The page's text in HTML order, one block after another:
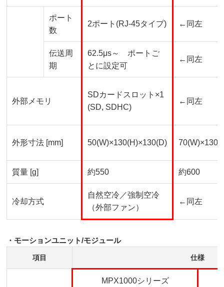
ポート
数
2ポート (RJ-45タイプ) ←同左
伝送周
期
62.5μs～ ポートご
とに設定可
←同左
外部メモリ
SDカードスロット ×1
(SD, SDHC)
←同左
外形寸法 [mm] 50(W)×130(H)×130(D)
質量 [g] 約550 約600
冷却方式
自然空冷／強制空冷
（外部ファン）
←同左
・モーションユニット/モジュール
項目 仕様
MPX1000シリーズ